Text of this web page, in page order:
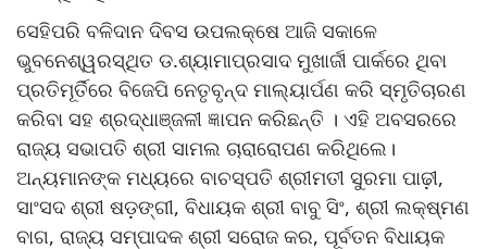
ସେହିପରି ବଳିଦାନ ଦିବସ ଉପଲକ୍ଷେ ଆଜି ସକାଳେ
ଭୁବନେଶ୍ୱରସ୍ଥିତ ଡ.ଶ୍ୟାମାପ୍ରସାଦ ମୁଖାର୍ଜୀ ପାର୍କରେ ଥିବା
ପ୍ରତିମୂର୍ତିରେ ବିଜେପି ନେତୃବୃନ୍ଦ ମାଲ୍ୟାର୍ପଣ କରି ସ୍ମୃତିଚାରଣ
କରିବା ସହ ଶ୍ରଦ୍ଧାଞ୍ଜଳୀ ଜ୍ଞାପନ କରିଛନ୍ତି । ଏହି ଅବସରରେ
ରାଜ୍ୟ ସଭାପତି ଶ୍ରୀ ସାମଲ ଚାରାରୋପଣ କରିଥିଲେ।
ଅନ୍ୟମାନଙ୍କ ମଧ୍ୟରେ ବାଚସ୍ପତି ଶ୍ରୀମତୀ ସୁରମା ପାଢ଼ୀ,
ସାଂସଦ ଶ୍ରୀ ଷଡ଼ଙ୍ଗୀ, ବିଧାୟକ ଶ୍ରୀ ବାବୁ ସିଂ, ଶ୍ରୀ ଲକ୍ଷ୍ମଣ
ବାଗ, ରାଜ୍ୟ ସମ୍ପାଦକ ଶ୍ରୀ ସରୋଜ କର, ପୂର୍ବତନ ବିଧାୟକ